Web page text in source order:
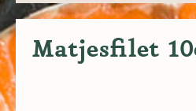
Matjesfilet